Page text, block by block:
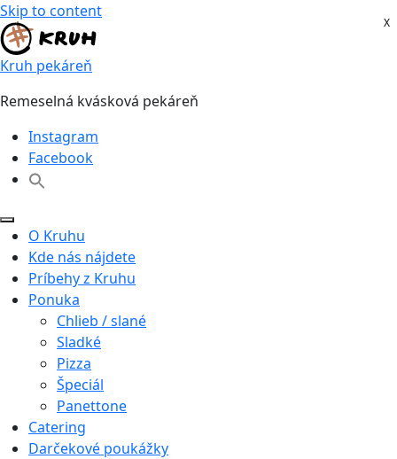
Skip to content
Kruh pekáreň
Remeselná kvásková pekáreň
Instagram
Facebook
O Kruhu
Kde nás nájdete
Príbehy z Kruhu
Ponuka
Chlieb / slané
Sladké
Pizza
Špeciál
Panettone
Catering
Darčekové poukážky
X
X